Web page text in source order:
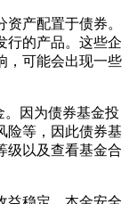
产配置于债券。
行的产品。这些企
，可能会出现一些
。因为债券基金投
险等，因此债券基
级以及查看基金合